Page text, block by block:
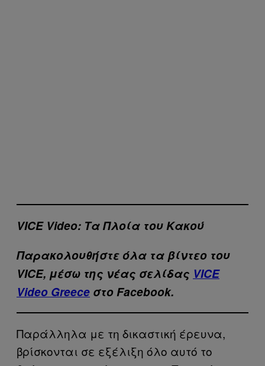
VICE Video: Τα Πλοία του Κακού
Παρακολουθήστε όλα τα βίντεo του
VICE, μέσω της νέας σελίδας VICE
Video Greece στο Facebook.
Παράλληλα με τη δικαστική έρευνα,
βρίσκονται σε εξέλιξη όλο αυτό το